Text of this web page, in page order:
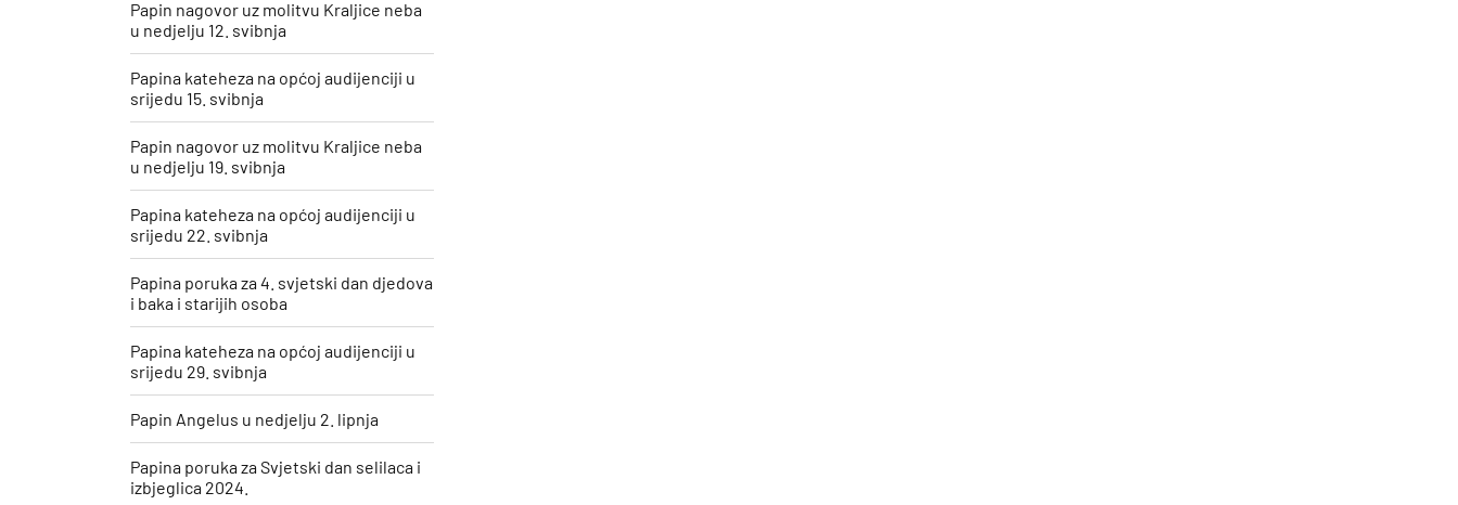
Papin nagovor uz molitvu Kraljice neba
u nedjelju 12. svibnja
Papina kateheza na općoj audijenciji u
srijedu 15. svibnja
Papin nagovor uz molitvu Kraljice neba
u nedjelju 19. svibnja
Papina kateheza na općoj audijenciji u
srijedu 22. svibnja
Papina poruka za 4. svjetski dan djedova
i baka i starijih osoba
Papina kateheza na općoj audijenciji u
srijedu 29. svibnja
Papin Angelus u nedjelju 2. lipnja
Papina poruka za Svjetski dan selilaca i
izbjeglica 2024.